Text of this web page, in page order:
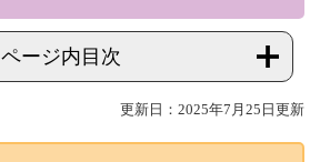
ページ内目次
更新日：2025年7月25日更新